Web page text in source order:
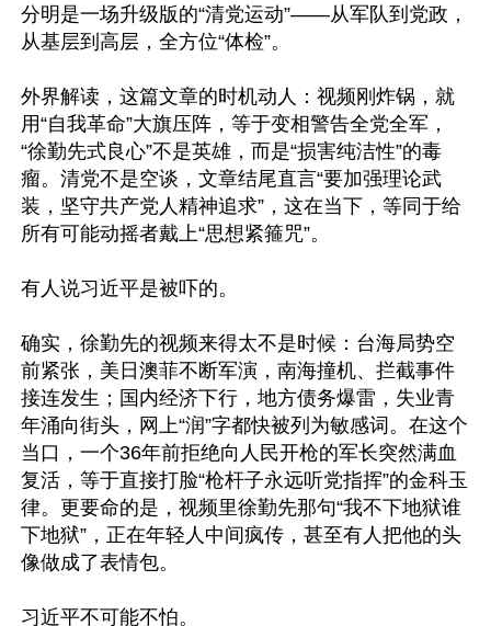
分明是一场升级版的“清党运动”——从军队到党政，
从基层到高层，全方位“体检”。
外界解读，这篇文章的时机动人：视频刚炸锅，就
用“自我革命”大旗压阵，等于变相警告全党全军，
“徐勤先式良心”不是英雄，而是“损害纯洁性”的毒
瘤。清党不是空谈，文章结尾直言“要加强理论武
装，坚守共产党人精神追求”，这在当下，等同于给
所有可能动摇者戴上“思想紧箍咒”。
有人说习近平是被吓的。
确实，徐勤先的视频来得太不是时候：台海局势空
前紧张，美日澳菲不断军演，南海撞机、拦截事件
接连发生；国内经济下行，地方债务爆雷，失业青
年涌向街头，网上“润”字都快被列为敏感词。在这个
当口，一个36年前拒绝向人民开枪的军长突然满血
复活，等于直接打脸“枪杆子永远听党指挥”的金科玉
律。更要命的是，视频里徐勤先那句“我不下地狱谁
下地狱”，正在年轻人中间疯传，甚至有人把他的头
像做成了表情包。
习近平不可能不怕。